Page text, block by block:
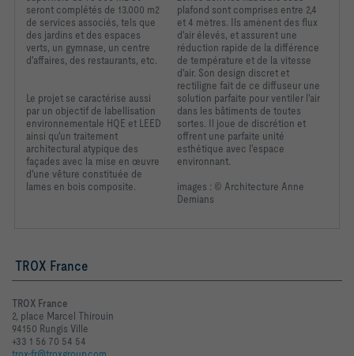
seront complétés de 13.000 m2
de services associés, tels que
des jardins et des espaces
verts, un gymnase, un centre
d'affaires, des restaurants, etc.
Le projet se caractérise aussi
par un objectif de labellisation
environnementale HQE et LEED
ainsi qu'un traitement
architectural atypique des
façades avec la mise en œuvre
d'une vêture constituée de
lames en bois composite.
plafond sont comprises entre 2,4
et 4 mètres. Ils amènent des flux
d'air élevés, et assurent une
réduction rapide de la différence
de température et de la vitesse
d'air. Son design discret et
rectiligne fait de ce diffuseur une
solution parfaite pour ventiler l'air
dans les bâtiments de toutes
sortes. Il joue de discrétion et
offrent une parfaite unité
esthétique avec l'espace
environnant.
images : © Architecture Anne
Demians
TROX France
TROX France
2, place Marcel Thirouin
94150 Rungis Ville
+33 1 56 70 54 54